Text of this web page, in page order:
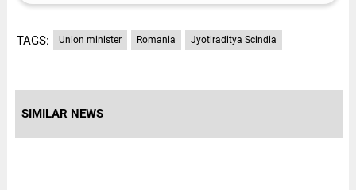
TAGS: Union minister Romania Jyotiraditya Scindia
SIMILAR NEWS